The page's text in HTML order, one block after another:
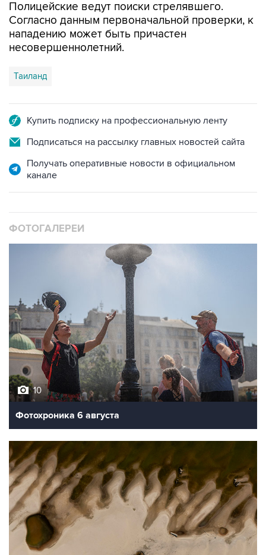
Полицейские ведут поиски стрелявшего.
Согласно данным первоначальной проверки, к
нападению может быть причастен
несовершеннолетний.
Таиланд
Купить подписку на профессиональную ленту
Подписаться на рассылку главных новостей сайта
Получать оперативные новости в официальном
канале
ФОТОГАЛЕРЕИ
10
Фотохроника 6 августа